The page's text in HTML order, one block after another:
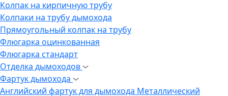
Колпак на кирпичную трубу
Колпаки на трубу дымохода
Прямоугольный колпак на трубу
Флюгарка оцинкованная
Флюгарка стандарт
Отделка дымоходов
Фартук дымохода
Английский фартук для дымохода Металлический